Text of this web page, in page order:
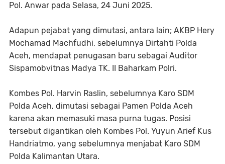
Pol. Anwar pada Selasa, 24 Juni 2025.
Adapun pejabat yang dimutasi, antara lain; AKBP Hery
Mochamad Machfudhi, sebelumnya Dirtahti Polda
Aceh, mendapat penugasan baru sebagai Auditor
Sispamobvitnas Madya TK. II Baharkam Polri.
Kombes Pol. Harvin Raslin, sebelumnya Karo SDM
Polda Aceh, dimutasi sebagai Pamen Polda Aceh
karena akan memasuki masa purna tugas. Posisi
tersebut digantikan oleh Kombes Pol. Yuyun Arief Kus
Handriatmo, yang sebelumnya menjabat Karo SDM
Polda Kalimantan Utara.